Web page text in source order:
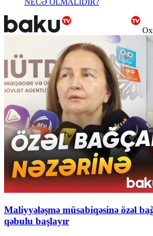
NECƏ OLMALIDIR?
Maliyyələşmə müsabiqəsinə özəl
qəbulu başlayır